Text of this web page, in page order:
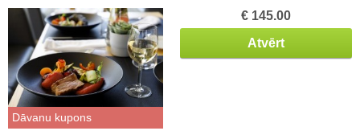
Dāvanu kupons
€ 145.00
Atvērt